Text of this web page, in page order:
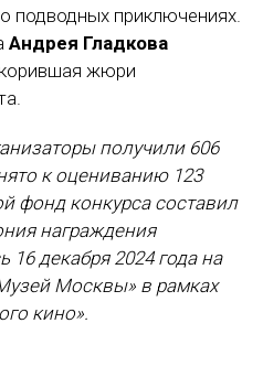
подводных приключениях.
Андрея Гладкова
жюри
получили 606
к оцениванию 123
фонд конкурса составил
награждения
16 декабря 2024 года на
Москвы» в рамках
кино».